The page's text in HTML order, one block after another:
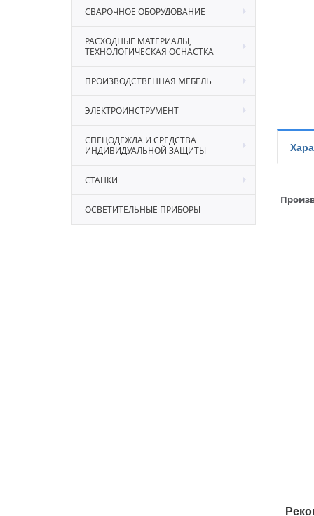
СВАРОЧНОЕ ОБОРУДОВАНИЕ
РАСХОДНЫЕ МАТЕРИАЛЫ,
ТЕХНОЛОГИЧЕСКАЯ ОСНАСТКА
ПРОИЗВОДСТВЕННАЯ МЕБЕЛЬ
ЭЛЕКТРОИНСТРУМЕНТ
СПЕЦОДЕЖДА И СРЕДСТВА
ИНДИВИДУАЛЬНОЙ ЗАЩИТЫ
СТАНКИ
ОСВЕТИТЕЛЬНЫЕ ПРИБОРЫ